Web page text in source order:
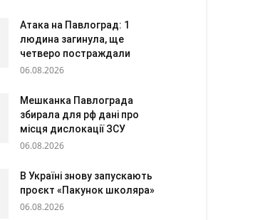
Атака на Павлоград: 1
людина загинула, ще
четверо постраждали
06.08.2026
Мешканка Павлограда
збирала для рф дані про
місця дислокації ЗСУ
06.08.2026
В Україні знову запускають
проєкт «Пакунок школяра»
06.08.2026